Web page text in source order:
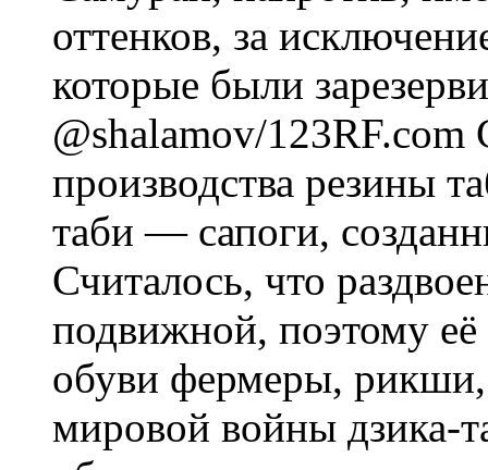
оттенков, за
которые были
@shalamov/123RF.com
производства резины
таби — сапоги,
Считалось, что
подвижной, поэтому её
обуви фермеры,
мировой войны дзика-